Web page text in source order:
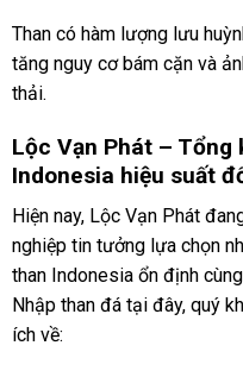
Than có hàm lượng lưu
tăng nguy cơ bám cặn và
thải.
Lộc Vạn Phát – Tổng
Indonesia hiệu suất
Hiện nay, Lộc Vạn Phát
nghiệp tin tưởng lựa chọn
than Indonesia ổn định
Nhập than đá tại đây, quý
ích về: